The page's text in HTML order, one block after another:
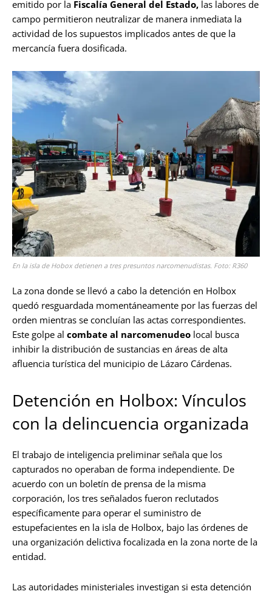
emitido por la Fiscalía General del Estado, las labores de
campo permitieron neutralizar de manera inmediata la
actividad de los supuestos implicados antes de que la
mercancía fuera dosificada.
En la isla de Hobox detienen a tres presuntos narcomenudistas. Foto: R360
La zona donde se llevó a cabo la detención en Holbox
quedó resguardada momentáneamente por las fuerzas del
orden mientras se concluían las actas correspondientes.
Este golpe al combate al narcomenudeo local busca
inhibir la distribución de sustancias en áreas de alta
afluencia turística del municipio de Lázaro Cárdenas.
Detención en Holbox: Vínculos
con la delincuencia organizada
El trabajo de inteligencia preliminar señala que los
capturados no operaban de forma independiente. De
acuerdo con un boletín de prensa de la misma
corporación, los tres señalados fueron reclutados
específicamente para operar el suministro de
estupefacientes en la isla de Holbox, bajo las órdenes de
una organización delictiva focalizada en la zona norte de la
entidad.
Las autoridades ministeriales investigan si esta detención